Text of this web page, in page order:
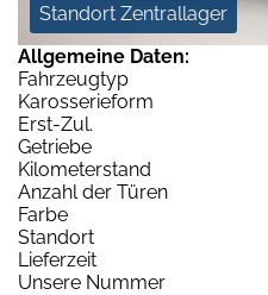
Standort Zentrallager
Allgemeine Daten:
Fahrzeugtyp
Karosserieform
Erst-Zul.
Getriebe
Kilometerstand
Anzahl der Türen
Farbe
Standort
Lieferzeit
Unsere Nummer